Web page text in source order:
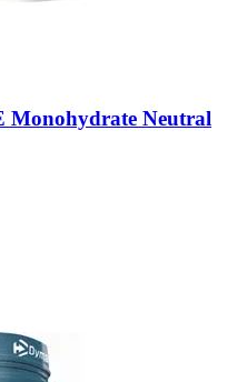
Monohydrate Neutral